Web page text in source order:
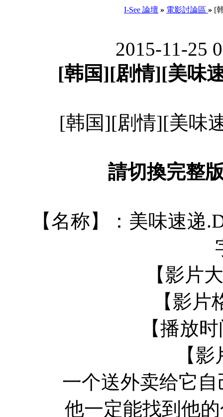
I-See 論壇 » 電影討論區 » [
2015-11-25
[韩国][剧情][美味
[韩国][剧情][美味
請切換完整
【名称】：美味速递
【影片
【影
【播放
【
一个送外卖给它自
他一定能找到他的